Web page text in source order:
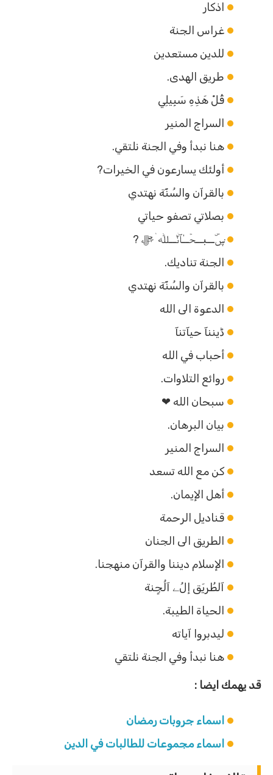
اذكار
غراس الجنة
للدين مستعدين
طريق الهدى.
قُلْ هَذِهِ سَبِيلِي
السراج المنير
هنا نبدأ وفي الجنة نلتقي.
أولئك يسارعون في الخيرات?
بالقرآن والسُنّة نهتدي
بصلاتي تصفو حياتي
ּڛۜــبــحۡــٰٱ̍نۨــﷲ ۛ ּﷻ ?
الجنة تناديك.
بالقرآن والسُنّة نهتدي
الدعوة الى الله
ڈيننآ حيآتنآ
أحباب في الله
روائع التلاوات.
سبحان الله ❤
بيان البرهان.
السراج المنير
كن مع الله تسعد
أهل الإيمان.
قناديل الرحمة
الطريق الى الجنان
الإسلام ديننا والقرآن منهجنا.
آلطُريَق إلُﮯ آلُجٍنة
الحياة الطيبة.
ليدبروا آياته
هنا نبدأ وفي الجنة نلتقي
قد يهمك ايضا :
اسماء جروبات رمضان
اسماء مجموعات للطالبات في الدين